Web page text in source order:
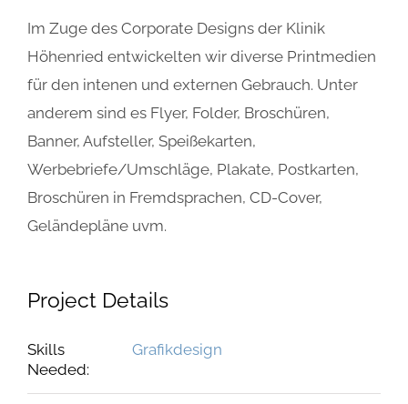
Im Zuge des Corporate Designs der Klinik
Höhenried entwickelten wir diverse Printmedien
für den intenen und externen Gebrauch. Unter
anderem sind es Flyer, Folder, Broschüren,
Banner, Aufsteller, Speißekarten,
Werbebriefe/Umschläge, Plakate, Postkarten,
Broschüren in Fremdsprachen, CD-Cover,
Geländepläne uvm.
Project Details
Skills
Needed:
Grafikdesign